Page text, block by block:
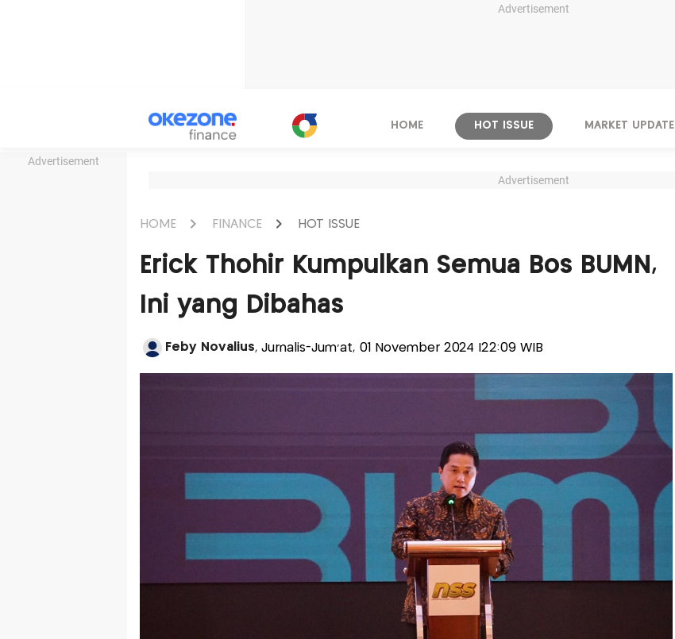
Advertisement
Advertisement
HOME HOT ISSUE MARKET UPDATE
Advertisement
HOME FINANCE HOT ISSUE
Erick Thohir Kumpulkan Semua Bos BUMN,
Ini yang Dibahas
Feby Novalius, Jurnalis-Jum'at, 01 November 2024 |22:09 WIB